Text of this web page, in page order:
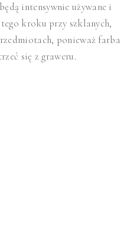
intensywnie używane i
kroku przy szklanych,
ponieważ farba
się z graweru.